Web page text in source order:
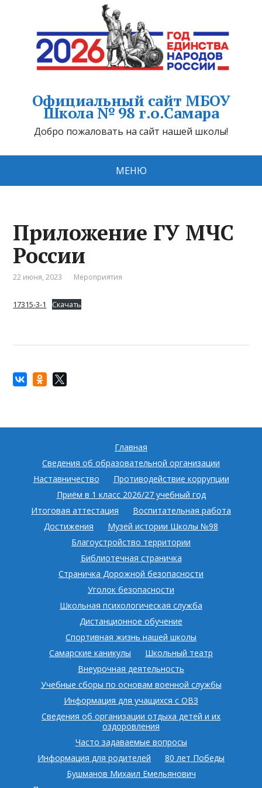
Официальный сайт МБОУ
Школа № 98 г.о.Самара
Добро пожаловать на сайт нашей школы!
МЕНЮ
Приложение ГУ МЧС
России
22 июня, 2023 Мероприятия
17315-3-1 Скачать
Главная
Сведения об образовательной организации
Наставничество
Противодействие коррупции
Приём в 1 класс 2026/27 учебный год
Итоговая аттестация
Воспитательная работа
Достижения
Музей истории Школы №98
Благоустройство территории
Библиотечная страничка
Страничка Дорожной безопасности
Уголок безопасности
Школьная психологическая служба
Дистанционное обучение
Спортивная жизнь нашей школы
Самарские каникулы
Школьный театр
Внеурочная деятельность
Учебные сборы по основам военной службы
Информация для учащихся с ОВЗ
Сведения об организации отдыха детей и их
оздоровления
Часто задаваемые вопросы
Информация для родителей
80 лет Победы
Бушманов Михаил Емельянович